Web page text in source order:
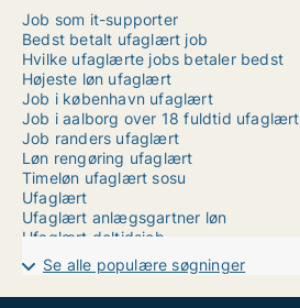
Job som it-supporter
Bedst betalt ufaglært job
Hvilke ufaglærte jobs betaler bedst
Højeste løn ufaglært
Job i københavn ufaglært
Job i aalborg over 18 fuldtid ufaglært
Job randers ufaglært
Løn rengøring ufaglært
Timeløn ufaglært sosu
Ufaglært
Ufaglært anlægsgartner løn
Ufaglært deltidsjob
Ufaglært gartner løn
Ufaglært håndværker job
Ufaglært job hillerød
Se alle populære søgninger